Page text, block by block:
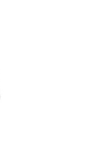
IX
hoortoestel van Signia.